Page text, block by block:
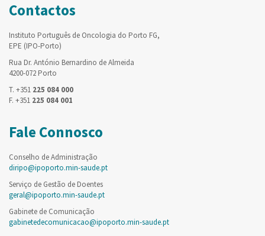
Contactos
Instituto Português de Oncologia do Porto FG,
EPE (IPO-Porto)
Rua Dr. António Bernardino de Almeida
4200-072 Porto
T. +351 225 084 000
F. +351 225 084 001
Fale Connosco
Conselho de Administração
diripo@ipoporto.min-saude.pt
Serviço de Gestão de Doentes
geral@ipoporto.min-saude.pt
Gabinete de Comunicação
gabinetedecomunicacao@ipoporto.min-saude.pt